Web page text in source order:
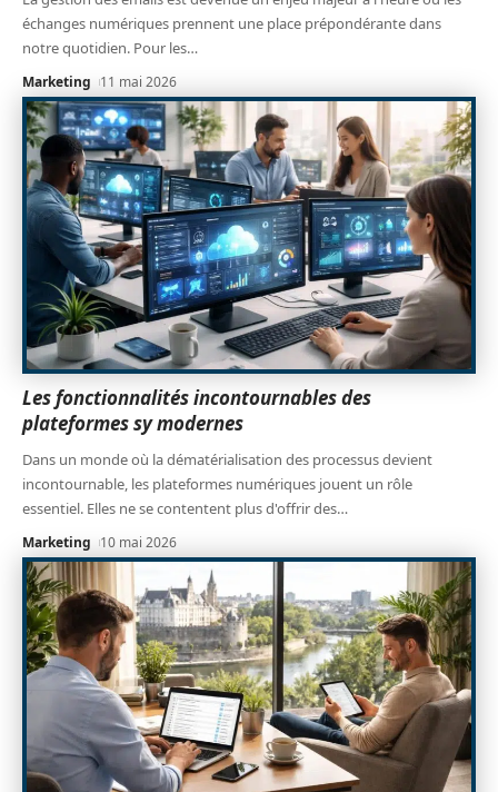
échanges numériques prennent une place prépondérante dans
notre quotidien. Pour les…
Marketing 11 mai 2026
Les fonctionnalités incontournables des
plateformes sy modernes
Dans un monde où la dématérialisation des processus devient
incontournable, les plateformes numériques jouent un rôle
essentiel. Elles ne se contentent plus d'offrir des…
Marketing 10 mai 2026